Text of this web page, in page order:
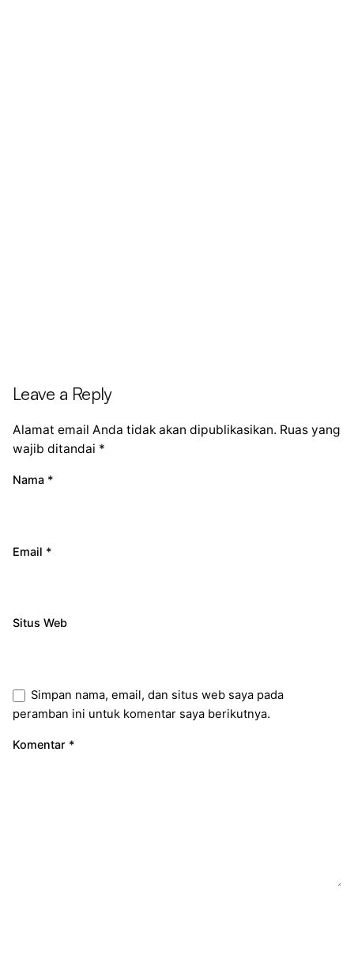
Leave a Reply
Alamat email Anda tidak akan dipublikasikan. Ruas yang
wajib ditandai *
Nama *
Email *
Situs Web
Simpan nama, email, dan situs web saya pada
peramban ini untuk komentar saya berikutnya.
Komentar *